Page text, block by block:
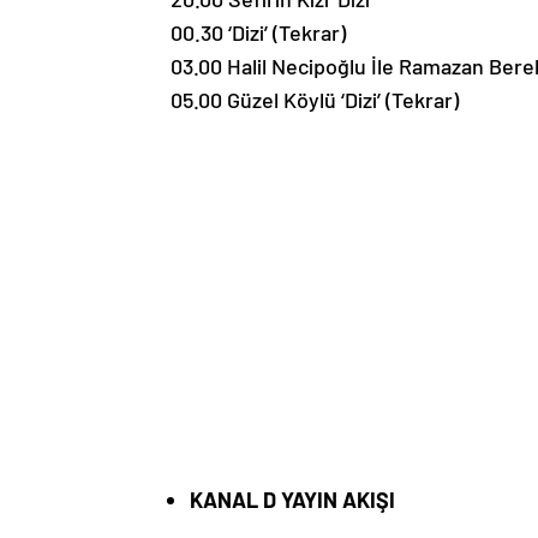
00.30 ‘Dizi’ (Tekrar)
03.00 Halil Necipoğlu İle Ramazan
05.00 Güzel Köylü ‘Dizi’ (Tekrar)
KANAL D YAYIN AKIŞI